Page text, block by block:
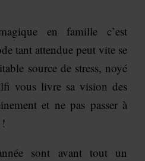
en famille c’est
tant attendue peut vite se
source de stress, noyé
vous livre sa vision des
et ne pas passer à
sont avant tout un